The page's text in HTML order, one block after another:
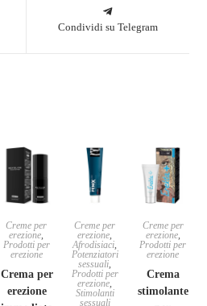
Condividi su Telegram
Creme per
erezione,
Prodotti per
erezione
Crema per
erezione
Creme per
erezione,
Afrodisiaci,
Potenziatori
sessuali,
Prodotti per
erezione,
Stimolanti
sessuali
Creme per
erezione,
Prodotti per
erezione
Crema
stimolante